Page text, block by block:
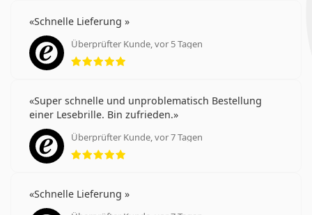
Schnelle Lieferung
Überprüfter Kunde, vor 5 Tagen
Bewertung 5 aus 5
Super schnelle und unproblematisch Bestellung
einer Lesebrille. Bin zufrieden.
Überprüfter Kunde, vor 7 Tagen
Bewertung 5 aus 5
Schnelle Lieferung